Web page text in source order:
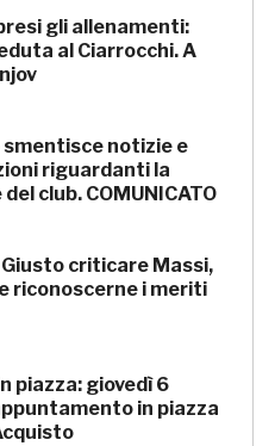
gli allenamenti:
al Ciarrocchi. A
smentisce notizie e
riguardanti la
club. COMUNICATO
Giusto criticare Massi,
riconoscerne i meriti
piazza: giovedì 6
in piazza